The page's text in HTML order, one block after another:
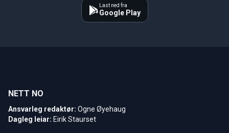
Last ned fra
Google Play
NETT NO
Ansvarleg redaktør: Ogne Øyehaug
Dagleg leiar: Eirik Staurset